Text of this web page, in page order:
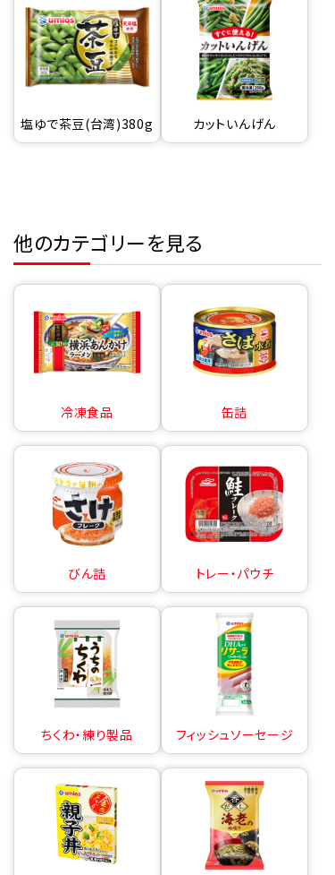
塩ゆで茶豆(台湾)380g カットいんげん
他のカテゴリーを見る
冷凍食品 缶詰
びん詰 トレー・パウチ
ちくわ・練り製品 フィッシュソーセージ